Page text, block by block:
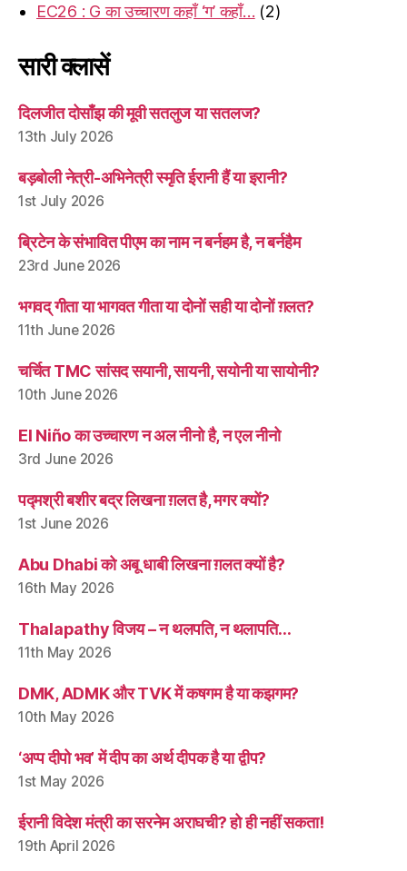
EC26 : G का उच्चारण कहाँ ‘ग’ कहाँ… (2)
सारी क्लासें
दिलजीत दोसाँझ की मूवी सतलुज या सतलज?
13th July 2026
बड़बोली नेत्री-अभिनेत्री स्मृति ईरानी हैं या इरानी?
1st July 2026
ब्रिटेन के संभावित पीएम का नाम न बर्नहम है, न बर्नहैम
23rd June 2026
भगवद् गीता या भागवत गीता या दोनों सही या दोनों ग़लत?
11th June 2026
चर्चित TMC सांसद सयानी, सायनी, सयोनी या सायोनी?
10th June 2026
El Niño का उच्चारण न अल नीनो है, न एल नीनो
3rd June 2026
पद्मश्री बशीर बद्र लिखना ग़लत है, मगर क्यों?
1st June 2026
Abu Dhabi को अबू धाबी लिखना ग़लत क्यों है?
16th May 2026
Thalapathy विजय – न थलपति, न थलापति…
11th May 2026
DMK, ADMK और TVK में कषगम है या कझगम?
10th May 2026
‘अप्प दीपो भव’ में दीप का अर्थ दीपक है या द्वीप?
1st May 2026
ईरानी विदेश मंत्री का सरनेम अराघची? हो ही नहीं सकता!
19th April 2026